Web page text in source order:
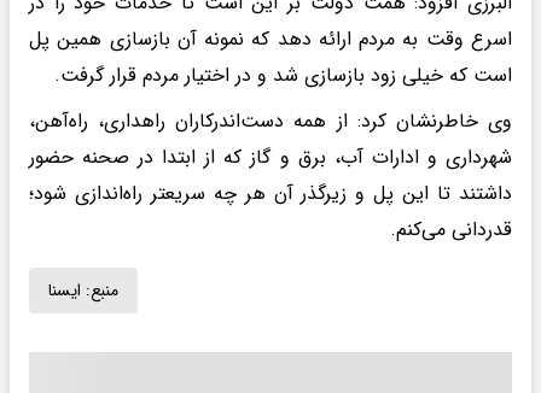
اسرع وقت به مردم ارائه دهد که نمونه آن بازسازی همین پل
است که خیلی زود بازسازی شد و در اختیار مردم قرار گرفت.
وی خاطرنشان کرد: از همه دست‌اندرکاران راهداری، راه‌آهن،
شهرداری و ادارات آب، برق و گاز که از ابتدا در صحنه حضور
داشتند تا این پل و زیرگذر آن هر چه سریعتر راه‌اندازی شود؛
قدردانی می‌کنم.
منبع: ايسنا